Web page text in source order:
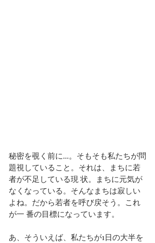
秘密を覗く前に...。そもそも私たちが問
題視していること。それは、まちに若
者が不足している現 状。まちに元気が
なくなっている。そんなまちは寂しい
よね。だから若者を呼び戻そう。これ
が一 番の目標になっています。
あ、そういえば、私たちが1日の大半を